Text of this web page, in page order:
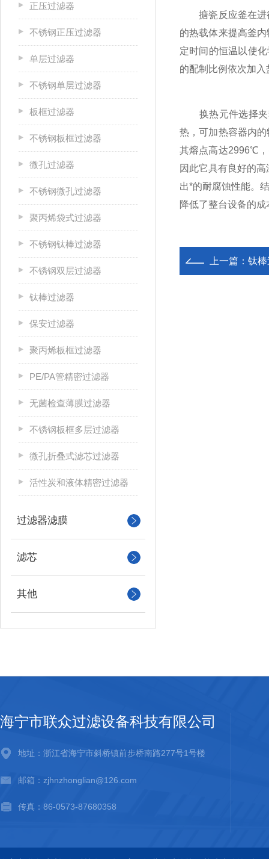
正压过滤器
不锈钢正压过滤器
单层过滤器
不锈钢单层过滤器
板框过滤器
不锈钢板框过滤器
微孔过滤器
不锈钢微孔过滤器
聚丙烯袋式过滤器
不锈钢钛棒过滤器
不锈钢双层过滤器
钛棒过滤器
保安过滤器
聚丙烯板框过滤器
PE/PA管精密过滤器
无菌检查薄膜过滤器
不锈钢板框多层过滤器
微孔折叠式滤芯过滤器
活性炭和液体精密过滤器
过滤器滤膜
滤芯
其他
搪瓷反应釜在进行
的热载体来提高釜
定时间的恒温以使
的配制比例依次加
换热元件选择夹套
热，可加热容器内
其熔点高达2996℃，
因此它具有良好的
出*的耐腐蚀性能。
降低了整台设备的成
上一篇： 钛
海宁市联众过滤设备科技有限公司
地址：浙江省海宁市斜桥镇前步桥南路277号1号楼
邮箱：zjhnzhonglian@126.com
传真：86-0573-87680358